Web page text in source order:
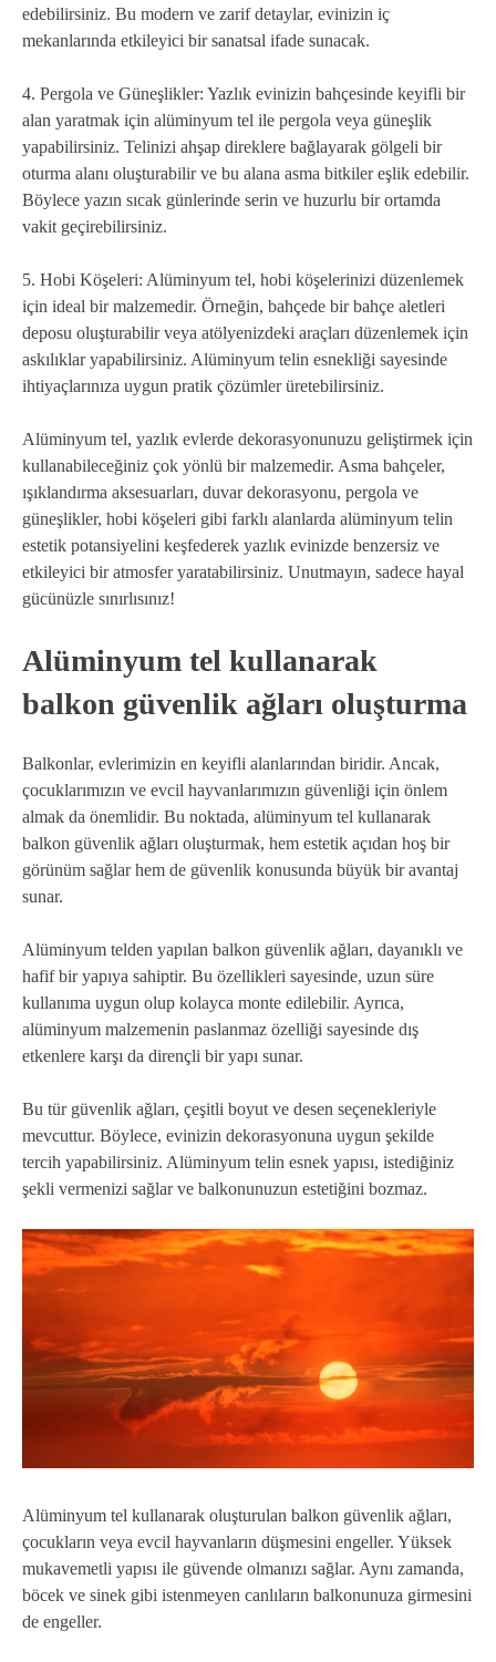
edebilirsiniz. Bu modern ve zarif detaylar, evinizin iç
mekanlarında etkileyici bir sanatsal ifade sunacak.
4. Pergola ve Güneşlikler: Yazlık evinizin bahçesinde keyifli bir
alan yaratmak için alüminyum tel ile pergola veya güneşlik
yapabilirsiniz. Telinizi ahşap direklere bağlayarak gölgeli bir
oturma alanı oluşturabilir ve bu alana asma bitkiler eşlik edebilir.
Böylece yazın sıcak günlerinde serin ve huzurlu bir ortamda
vakit geçirebilirsiniz.
5. Hobi Köşeleri: Alüminyum tel, hobi köşelerinizi düzenlemek
için ideal bir malzemedir. Örneğin, bahçede bir bahçe aletleri
deposu oluşturabilir veya atölyenizdeki araçları düzenlemek için
askılıklar yapabilirsiniz. Alüminyum telin esnekliği sayesinde
ihtiyaçlarınıza uygun pratik çözümler üretebilirsiniz.
Alüminyum tel, yazlık evlerde dekorasyonunuzu geliştirmek için
kullanabileceğiniz çok yönlü bir malzemedir. Asma bahçeler,
ışıklandırma aksesuarları, duvar dekorasyonu, pergola ve
güneşlikler, hobi köşeleri gibi farklı alanlarda alüminyum telin
estetik potansiyelini keşfederek yazlık evinizde benzersiz ve
etkileyici bir atmosfer yaratabilirsiniz. Unutmayın, sadece hayal
gücünüzle sınırlısınız!
Alüminyum tel kullanarak
balkon güvenlik ağları oluşturma
Balkonlar, evlerimizin en keyifli alanlarından biridir. Ancak,
çocuklarımızın ve evcil hayvanlarımızın güvenliği için önlem
almak da önemlidir. Bu noktada, alüminyum tel kullanarak
balkon güvenlik ağları oluşturmak, hem estetik açıdan hoş bir
görünüm sağlar hem de güvenlik konusunda büyük bir avantaj
sunar.
Alüminyum telden yapılan balkon güvenlik ağları, dayanıklı ve
hafif bir yapıya sahiptir. Bu özellikleri sayesinde, uzun süre
kullanıma uygun olup kolayca monte edilebilir. Ayrıca,
alüminyum malzemenin paslanmaz özelliği sayesinde dış
etkenlere karşı da dirençli bir yapı sunar.
Bu tür güvenlik ağları, çeşitli boyut ve desen seçenekleriyle
mevcuttur. Böylece, evinizin dekorasyonuna uygun şekilde
tercih yapabilirsiniz. Alüminyum telin esnek yapısı, istediğiniz
şekli vermenizi sağlar ve balkonunuzun estetiğini bozmaz.
Alüminyum tel kullanarak oluşturulan balkon güvenlik ağları,
çocukların veya evcil hayvanların düşmesini engeller. Yüksek
mukavemetli yapısı ile güvende olmanızı sağlar. Aynı zamanda,
böcek ve sinek gibi istenmeyen canlıların balkonunuza girmesini
de engeller.